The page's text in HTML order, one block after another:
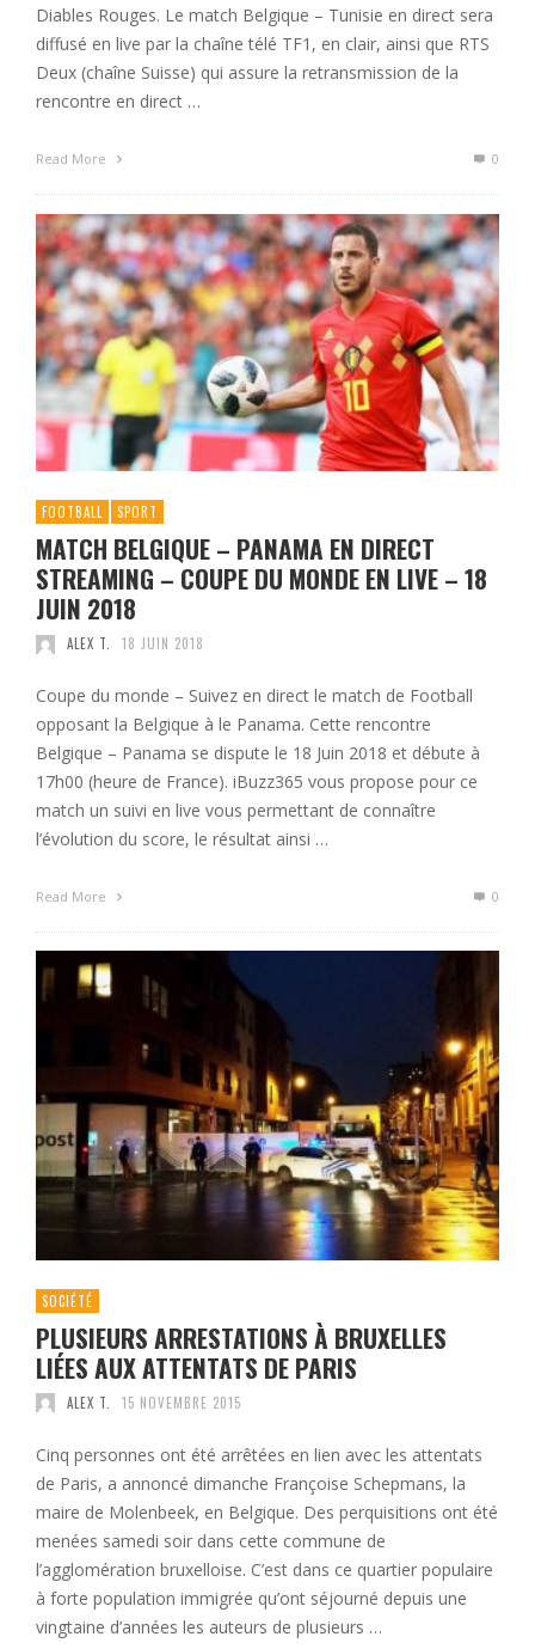
Diables Rouges. Le match Belgique – Tunisie en direct sera
diffusé en live par la chaîne télé TF1, en clair, ainsi que RTS
Deux (chaîne Suisse) qui assure la retransmission de la
rencontre en direct …
Read More 0
FOOTBALL SPORT
MATCH BELGIQUE – PANAMA EN DIRECT
STREAMING – COUPE DU MONDE EN LIVE – 18
JUIN 2018
ALEX T. 18 JUIN 2018
Coupe du monde – Suivez en direct le match de Football
opposant la Belgique à le Panama. Cette rencontre
Belgique – Panama se dispute le 18 Juin 2018 et débute à
17h00 (heure de France). iBuzz365 vous propose pour ce
match un suivi en live vous permettant de connaître
l’évolution du score, le résultat ainsi …
Read More 0
SOCIÉTÉ
PLUSIEURS ARRESTATIONS À BRUXELLES
LIÉES AUX ATTENTATS DE PARIS
ALEX T. 15 NOVEMBRE 2015
Cinq personnes ont été arrêtées en lien avec les attentats
de Paris, a annoncé dimanche Françoise Schepmans, la
maire de Molenbeek, en Belgique. Des perquisitions ont été
menées samedi soir dans cette commune de
l’agglomération bruxelloise. C’est dans ce quartier populaire
à forte population immigrée qu’ont séjourné depuis une
vingtaine d’années les auteurs de plusieurs …